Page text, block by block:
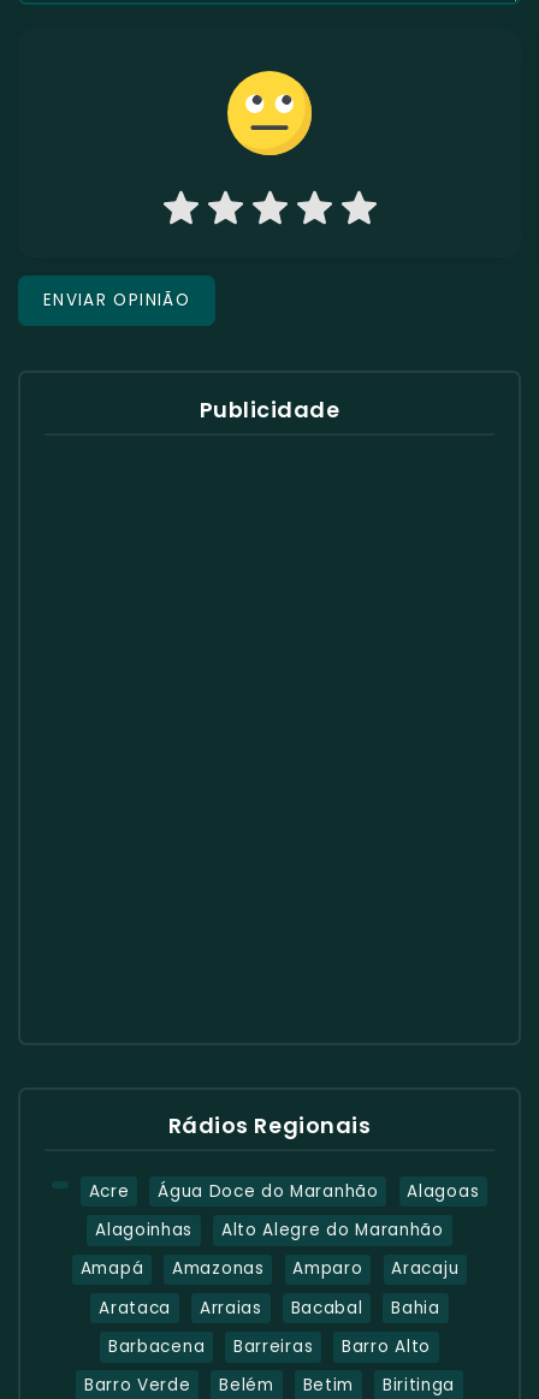
Publicidade
Rádios Regionais
Acre Água Doce do Maranhão
Alagoas
Alagoinhas
Alto Alegre do Maranhão
Amapá
Amazonas Amparo
Aracaju
Arataca
Arraias Bacabal
Bahia
Barbacena
Barreiras
Barro Alto
Barro Verde
Belém Betim Biritinga